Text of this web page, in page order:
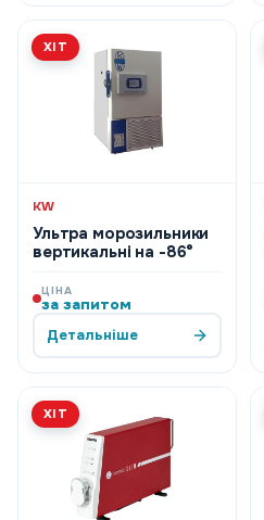
ХІТ
KW
Ультра морозильники
вертикальні на -86°
ЦІНА
за запитом
Детальніше
ХІТ